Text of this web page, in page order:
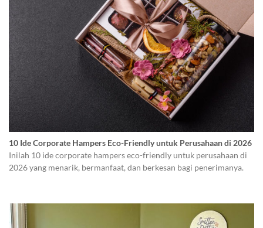
10 Ide Corporate Hampers Eco-Friendly untuk Perusahaan di 2026
Inilah 10 ide corporate hampers eco-friendly untuk perusahaan di
2026 yang menarik, bermanfaat, dan berkesan bagi penerimanya.